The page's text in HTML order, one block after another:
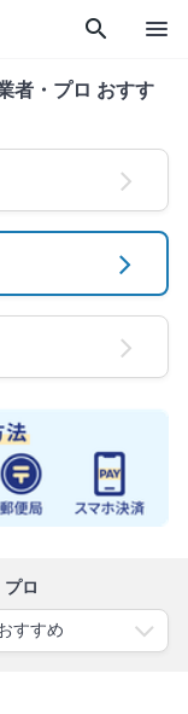
search menu
者・プロ おすす
ロ